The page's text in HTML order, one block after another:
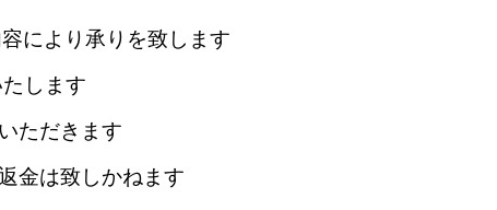
により承りを致します
します
ただきます
金は致しかねます